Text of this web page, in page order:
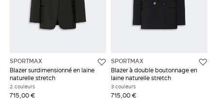
SPORTMAX
Blazer surdimensionné en laine
naturelle stretch
2 couleurs
715,00 €
SPORTMAX
Blazer à double boutonnage en
laine naturelle stretch
3 couleurs
715,00 €